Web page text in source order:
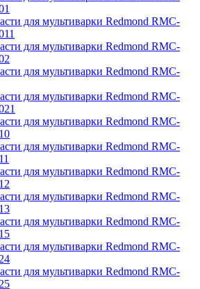
для мультиварки Redmond RMC-
для мультиварки Redmond RMC-
для мультиварки Redmond RMC-
для мультиварки Redmond RMC-
для мультиварки Redmond RMC-
для мультиварки Redmond RMC-
для мультиварки Redmond RMC-
для мультиварки Redmond RMC-
для мультиварки Redmond RMC-
для мультиварки Redmond RMC-
для мультиварки Redmond RMC-